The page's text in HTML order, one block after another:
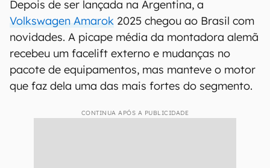
Depois de ser lançada na Argentina, a
Volkswagen Amarok 2025 chegou ao Brasil com
novidades. A picape média da montadora alemã
recebeu um facelift externo e mudanças no
pacote de equipamentos, mas manteve o motor
que faz dela uma das mais fortes do segmento.
CONTINUA APÓS A PUBLICIDADE